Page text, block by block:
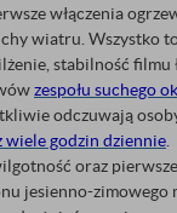
włączenia
wiatru. Wszystko
stabilność filmu
zespołu suchego
odczuwają
wiele godzin dziennie
oraz
jesienno-zimowego